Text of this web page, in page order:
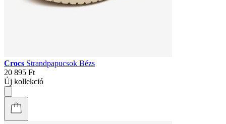
Crocs Strandpapucsok Bézs
20 895 Ft
Új kollekció